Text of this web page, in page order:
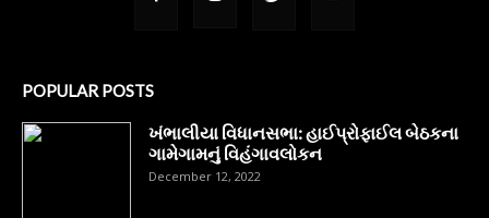
POPULAR POSTS
ખંભાલીયા વિધાનસભા: હાઈપ્રોફાઈલ બેઠકના
ગામેગામનું વિહંગાવલોકન
December 12, 2022